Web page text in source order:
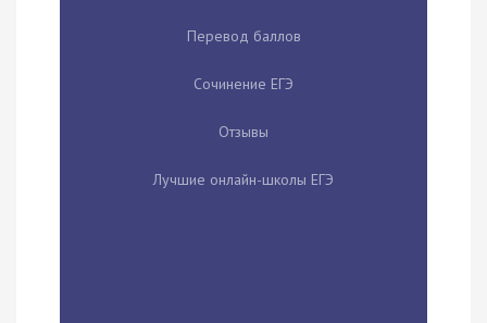
Перевод баллов
Сочинение ЕГЭ
Отзывы
Лучшие онлайн-школы ЕГЭ